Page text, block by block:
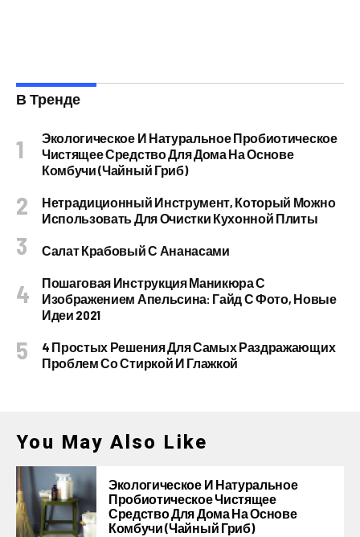
В Тренде
Экологическое И Натуральное Пробиотическое
Чистящее Средство Для Дома На Основе
Комбучи (чайный Гриб)
Нетрадиционный Инструмент, Который Можно
Использовать Для Очистки Кухонной Плиты
Салат Крабовый С Ананасами
Пошаговая Инструкция Маникюра С
Изображением Апельсина: Гайд С Фото, Новые
Идеи 2021
4 Простых Решения Для Самых Раздражающих
Проблем Со Стиркой И Глажкой
You May Also Like
Экологическое И Натуральное
Пробиотическое Чистящее
Средство Для Дома На Основе
Комбучи (чайный Гриб)